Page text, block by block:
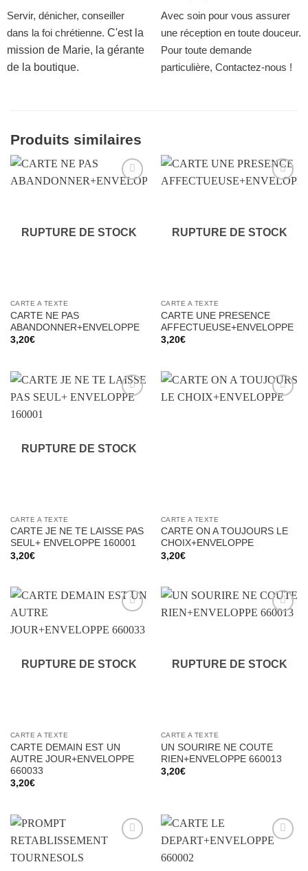
Servir, dénicher, conseiller
dans la foi chrétienne. C'est la
mission de Marie, la gérante
de la boutique.
Avec soin pour vous assurer
une réception en toute douceur.
Pour toute demande
particulière, Contactez-nous !
Produits similaires
RUPTURE DE STOCK
CARTE A TEXTE
CARTE NE PAS
ABANDONNER+ENVELOPPE
3,20€
RUPTURE DE STOCK
CARTE A TEXTE
CARTE UNE PRESENCE
AFFECTUEUSE+ENVELOPPE
3,20€
RUPTURE DE STOCK
CARTE A TEXTE
CARTE JE NE TE LAISSE PAS
SEUL+ ENVELOPPE 160001
3,20€
CARTE A TEXTE
CARTE ON A TOUJOURS LE
CHOIX+ENVELOPPE
3,20€
à la liste
RUPTURE DE STOCK
CARTE A TEXTE
CARTE DEMAIN EST UN
AUTRE JOUR+ENVELOPPE
660033
3,20€
RUPTURE DE STOCK
CARTE A TEXTE
UN SOURIRE NE COUTE
RIEN+ENVELOPPE 660013
3,20€